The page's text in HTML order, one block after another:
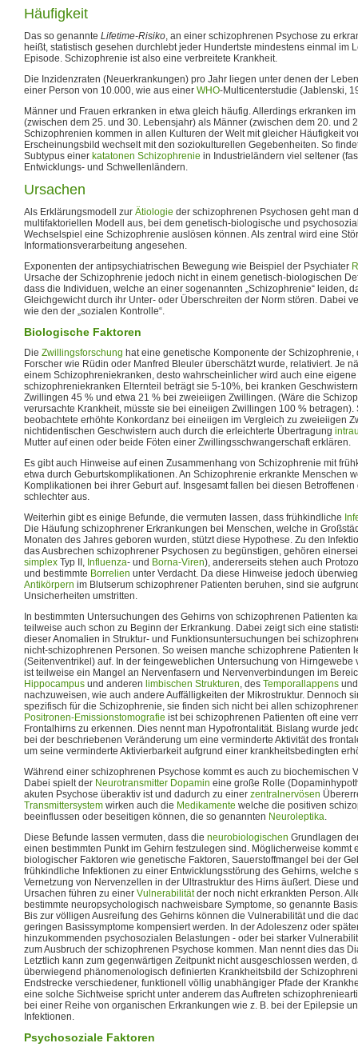
Häufigkeit
Das so genannte Lifetime-Risiko, an einer schizophrenen Psychose zu
heißt, statistisch gesehen durchlebt jeder Hundertste mindestens einmal im
Episode. Schizophrenie ist also eine verbreitete Krankheit.
Die Inzidenzraten (Neuerkrankungen) pro Jahr liegen unter denen der
einer Person von 10.000, wie aus einer WHO-Multicenterstudie (Jablenski,
Männer und Frauen erkranken in etwa gleich häufig. Allerdings erkranken
(zwischen dem 25. und 30. Lebensjahr) als Männer (zwischen dem 20. und
Schizophrenien kommen in allen Kulturen der Welt mit gleicher Häufigkeit
Erscheinungsbild wechselt mit den soziokulturellen Gegebenheiten. So
Subtypus einer katatonen Schizophrenie in Industrieländern viel seltener
Entwicklungs- und Schwellenländern.
Ursachen
Als Erklärungsmodell zur Ätiologie der schizophrenen Psychosen geht man
multifaktoriellen Modell aus, bei dem genetisch-biologische und
Wechselspiel eine Schizophrenie auslösen können. Als zentral wird eine
Informationsverarbeitung angesehen.
Exponenten der antipsychiatrischen Bewegung wie Beispiel der Psychiater
Ursache der Schizophrenie jedoch nicht in einem genetisch-biologischen
dass die Individuen, welche an einer sogenannten „Schizophrenie“ leiden,
Gleichgewicht durch ihr Unter- oder Überschreiten der Norm stören. Dabei
wie den der „sozialen Kontrolle“.
Biologische Faktoren
Die Zwillingsforschung hat eine genetische Komponente der
Forscher wie Rüdin oder Manfred Bleuler überschätzt wurde, relativiert. Je
einem Schizophreniekranken, desto wahrscheinlicher wird auch eine
schizophreniekranken Elternteil beträgt sie 5-10%, bei kranken
Zwillingen 45 % und etwa 21 % bei zweieiigen Zwillingen. (Wäre die
verursachte Krankheit, müsste sie bei eineiigen Zwillingen 100 % betragen).
beobachtete erhöhte Konkordanz bei eineiigen im Vergleich zu zweieiigen
nichtidentischen Geschwistern auch durch die erleichterte Übertragung
Mutter auf einen oder beide Föten einer Zwillingsschwangerschaft erklären.
Es gibt auch Hinweise auf einen Zusammenhang von Schizophrenie mit
etwa durch Geburtskomplikationen. An Schizophrenie erkrankte Menschen
Komplikationen bei ihrer Geburt auf. Insgesamt fallen bei diesen
schlechter aus.
Weiterhin gibt es einige Befunde, die vermuten lassen, dass frühkindliche
Die Häufung schizophrener Erkrankungen bei Menschen, welche in
Monaten des Jahres geboren wurden, stützt diese Hypothese. Zu den
das Ausbrechen schizophrener Psychosen zu begünstigen, gehören
simplex Typ II, Influenza- und Borna-Viren), andererseits stehen auch
und bestimmte Borrelien unter Verdacht. Da diese Hinweise jedoch
Antikörpern im Blutserum schizophrener Patienten beruhen, sind sie
Unsicherheiten umstritten.
In bestimmten Untersuchungen des Gehirns von schizophrenen Patienten
teilweise auch schon zu Beginn der Erkrankung. Dabei zeigt sich eine
dieser Anomalien in Struktur- und Funktionsuntersuchungen bei
nicht-schizophrenen Personen. So weisen manche schizophrene Patienten
(Seitenventrikel) auf. In der feingeweblichen Untersuchung von Hirngewebe
ist teilweise ein Mangel an Nervenfasern und Nervenverbindungen im
Hippocampus und anderen limbischen Strukturen, des Temporallappens
nachzuweisen, wie auch andere Auffälligkeiten der Mikrostruktur. Dennoch
spezifisch für die Schizophrenie, sie finden sich nicht bei allen
Positronen-Emissionstomografie ist bei schizophrenen Patienten oft eine
Frontalhirns zu erkennen. Dies nennt man Hypofrontalität. Bislang wurde
bei der beschriebenen Veränderung um eine verminderte Aktivität des
um seine verminderte Aktivierbarkeit aufgrund einer krankheitsbedingten
Während einer schizophrenen Psychose kommt es auch zu biochemischen
Dabei spielt der Neurotransmitter Dopamin eine große Rolle
akuten Psychose überaktiv ist und dadurch zu einer zentralnervösen
Transmittersystem wirken auch die Medikamente welche die positiven
beeinflussen oder beseitigen können, die so genannten Neuroleptika.
Diese Befunde lassen vermuten, dass die neurobiologischen Grundlagen
einen bestimmten Punkt im Gehirn festzulegen sind. Möglicherweise kommt
biologischer Faktoren wie genetische Faktoren, Sauerstoffmangel bei der
frühkindliche Infektionen zu einer Entwicklungsstörung des Gehirns, welche
Vernetzung von Nervenzellen in der Ultrastruktur des Hirns äußert. Diese
Ursachen führen zu einer Vulnerabilitätder noch nicht erkrankten Person.
bestimmte neuropsychologisch nachweisbare Symptome, so genannte
Bis zur völligen Ausreifung des Gehirns können die Vulnerabilität und die
geringen Basissymptome kompensiert werden. In der Adoleszenz oder
hinzukommenden psychosozialen Belastungen - oder bei starker
zum Ausbruch der schizophrenen Psychose kommen. Man nennt dies das
Letztlich kann zum gegenwärtigen Zeitpunkt nicht ausgeschlossen werden,
überwiegend phänomenologisch definierten Krankheitsbild der
Endstrecke verschiedener, funktionell völlig unabhängiger Pfade der
eine solche Sichtweise spricht unter anderem das Auftreten
bei einer Reihe von organischen Erkrankungen wie z. B. bei der Epilepsie
Infektionen.
Psychosoziale Faktoren